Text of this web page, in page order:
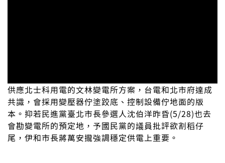
供應北士科用電的文林變電所方案，台電和北市府達成
共識，會採用變壓器佇塗跤底、控制設備佇地面的版
本。抑若民進黨臺北市長參選人沈伯洋昨昏(5/28)也去
會勘變電所的預定地，予國民黨的議員批評欲割稻仔
尾，伊和市長蔣萬安攏強調穩定供電上重要。